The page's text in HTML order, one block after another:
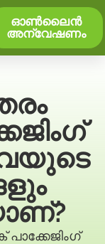
ഓൺലൈൻ
അന്വേഷണം
പാക്കേജിംഗ്